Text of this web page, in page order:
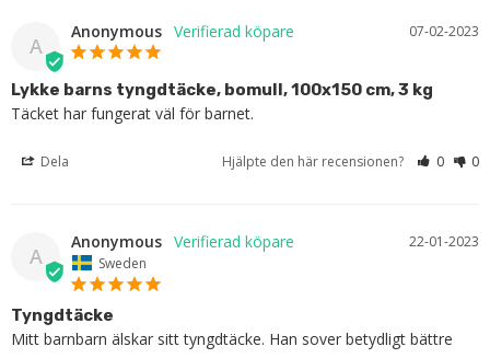
A
07-02-2023
Anonymous
Lykke barns tyngdtäcke, bomull, 100x150 cm, 3 kg
Täcket har fungerat väl för barnet.
Dela Hjälpte den här recensionen? 0 0
A
22-01-2023
Anonymous
Sweden
Tyngdtäcke
Mitt barnbarn älskar sitt tyngdtäcke. Han sover betydligt bättre